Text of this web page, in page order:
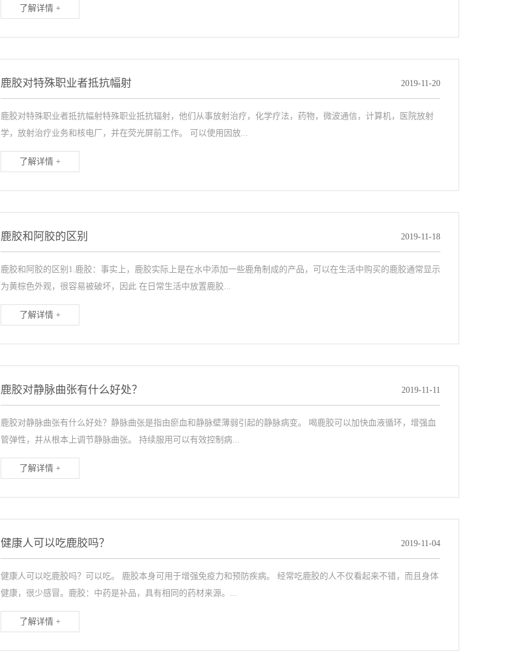
了解详情 +
鹿胶对特殊职业者抵抗幅射 2019-11-20
鹿胶对特殊职业者抵抗幅射特殊职业抵抗辐射，他们从事放射治疗，化学疗法，药物，微波通信，计算机，医院放射
学，放射治疗业务和核电厂，并在荧光屏前工作。 可以使用因放...
了解详情 +
鹿胶和阿胶的区别 2019-11-18
鹿胶和阿胶的区别1.鹿胶：事实上，鹿胶实际上是在水中添加一些鹿角制成的产品，可以在生活中购买的鹿胶通常显示
为黄棕色外观，很容易被破坏，因此 在日常生活中放置鹿胶...
了解详情 +
鹿胶对静脉曲张有什么好处？ 2019-11-11
鹿胶对静脉曲张有什么好处？静脉曲张是指由瘀血和静脉壁薄弱引起的静脉病变。 喝鹿胶可以加快血液循环，增强血
管弹性，并从根本上调节静脉曲张。 持续服用可以有效控制病...
了解详情 +
健康人可以吃鹿胶吗？ 2019-11-04
健康人可以吃鹿胶吗？可以吃。 鹿胶本身可用于增强免疫力和预防疾病。 经常吃鹿胶的人不仅看起来不错，而且身体
健康，很少感冒。鹿胶：中药是补品，具有相同的药材来源。...
了解详情 +